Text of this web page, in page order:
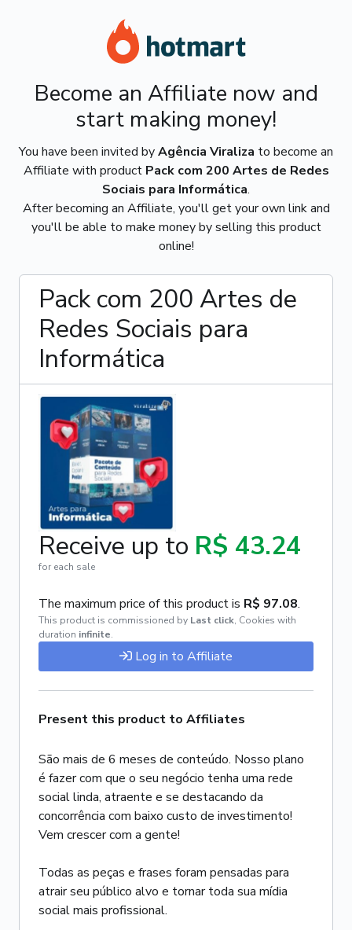
Become an Affiliate now and
start making money!
You have been invited byAgência Viraliza to become an
Affiliate with product Pack com 200 Artes de Redes
Sociais para Informática.
After becoming an Affiliate, you'll get your own link and
you'll be able to make money by selling this product
online!
Pack com 200 Artes de
Redes Sociais para
Informática
Receive up to R$ 43.24
for each sale
The maximum price of this product is R$ 97.08.
This product is commissioned by Last click, Cookies with
duration infinite.
Log in to Affiliate
Present this product to Affiliates
São mais de 6 meses de conteúdo. Nosso plano
é fazer com que o seu negócio tenha uma rede
social linda, atraente e se destacando da
concorrência com baixo custo de investimento!
Vem crescer com a gente!
Todas as peças e frases foram pensadas para
atrair seu público alvo e tornar toda sua mídia
social mais profissional.